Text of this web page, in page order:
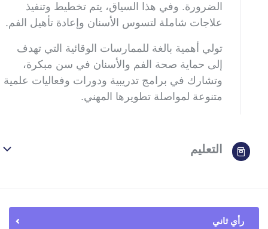
الضرورة. وفي هذا السياق، يتم تخطيط وتنفيذ
علاجات شاملة لتسوس الأسنان وإعادة تأهيل الفم.
تولي أهمية بالغة للممارسات الوقائية التي تهدف
إلى حماية صحة الفم والأسنان في سن مبكرة،
وتشارك في برامج تدريبية ودورات وفعاليات علمية
متنوعة لمواصلة تطويرها المهني.
التعليم
رأي ثاني